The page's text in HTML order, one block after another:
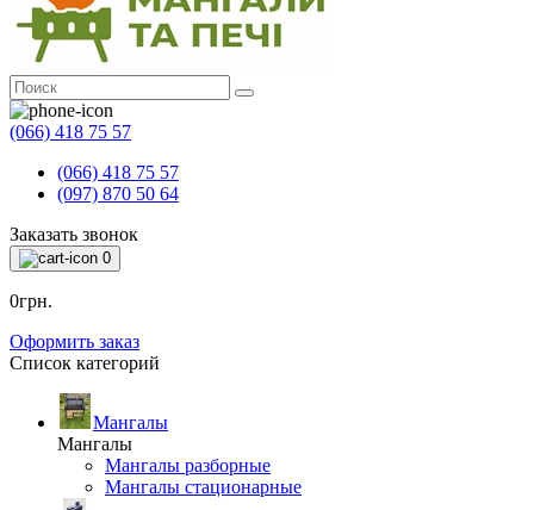
(066) 418 75 57
(066) 418 75 57
(097) 870 50 64
Заказать звонок
0
0грн.
Оформить заказ
Список категорий
Мангалы
Мангалы
Мангалы разборные
Мангалы стационарные